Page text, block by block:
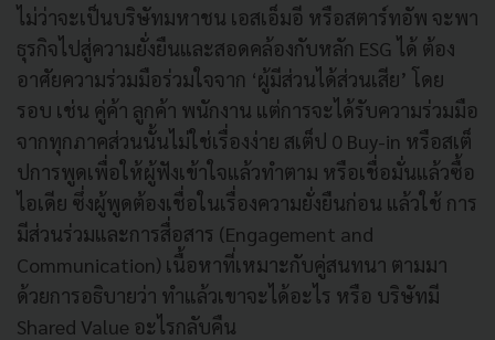
ไม่ว่าจะเป็นบริษัทมหาชน เอสเอ็มอี หรือสตาร์ทอัพ จะพา
ธุรกิจไปสู่ความยั่งยืนและสอดคล้องกับหลัก ESG ได้ ต้อง
อาศัยความร่วมมือร่วมใจจาก ‘ผู้มีส่วนได้ส่วนเสีย’ โดย
รอบ เช่น คู่ค้า ลูกค้า พนักงาน แต่การจะได้รับความร่วมมือ
จากทุกภาคส่วนนั้นไม่ใช่เรื่องง่าย สเต็ป 0 Buy-in หรือสเต็
ปการพูดเพื่อให้ผู้ฟังเข้าใจแล้วทำตาม หรือเชื่อมั่นแล้วซื้อ
ไอเดีย ซึ่งผู้พูดต้องเชื่อในเรื่องความยั่งยืนก่อน แล้วใช้ การ
มีส่วนร่วมและการสื่อสาร (Engagement and
Communication) เนื้อหาที่เหมาะกับคู่สนทนา ตามมา
ด้วยการอธิบายว่า ทำแล้วเขาจะได้อะไร หรือ บริษัทมี
Shared Value อะไรกลับคืน